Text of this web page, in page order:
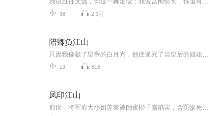
98 2.3万
陪卿负江山
19 816
凤印江山